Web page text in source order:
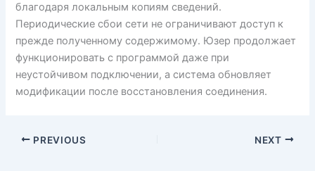
благодаря локальным копиям сведений.
Периодические сбои сети не ограничивают доступ к
прежде полученному содержимому. Юзер продолжает
функционировать с программой даже при
неустойчивом подключении, а система обновляет
модификации после восстановления соединения.
PREVIOUS NEXT